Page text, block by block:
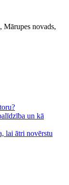
Mārupes novads,
un kā
lai ātri novērstu